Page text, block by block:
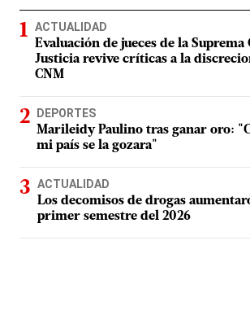
ACTUALIDAD
Evaluación de jueces de la Suprema
Justicia revive críticas a la
CNM
DEPORTES
Marileidy Paulino tras ganar oro:
mi país se la gozara"
ACTUALIDAD
Los decomisos de drogas
primer semestre del 2026